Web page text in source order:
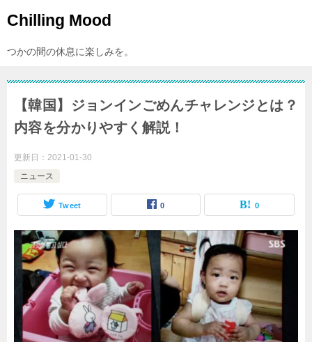
Chilling Mood
つかの間の休息に楽しみを。
【韓国】ジョンインごめんチャレンジとは？
内容を分かりやすく解説！
更新日： 2021-01-30
ニュース
Tweet 0 0